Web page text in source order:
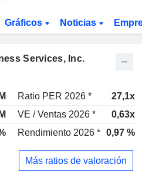
Gráficos Noticias
Services, Inc.
Ratio PER 2026 *
27,1x
VE / Ventas 2026 *
0,63x
Rendimiento 2026 * 0,97 %
Más ratios de valoración